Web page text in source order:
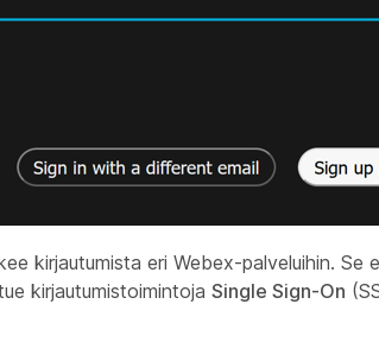
kirjautumista eri Webex-palveluihin.
kirjautumistoimintoja Single Sign-On